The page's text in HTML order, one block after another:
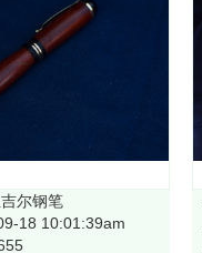
尔钢笔
18 10:01:39am